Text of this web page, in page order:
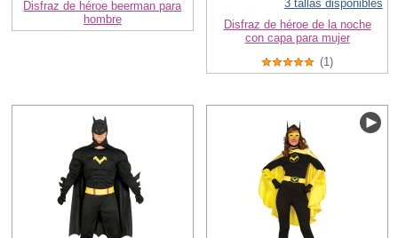
Disfraz de héroe beerman para
hombre
3 tallas disponibles
Disfraz de héroe de la noche
con capa para mujer
(1)